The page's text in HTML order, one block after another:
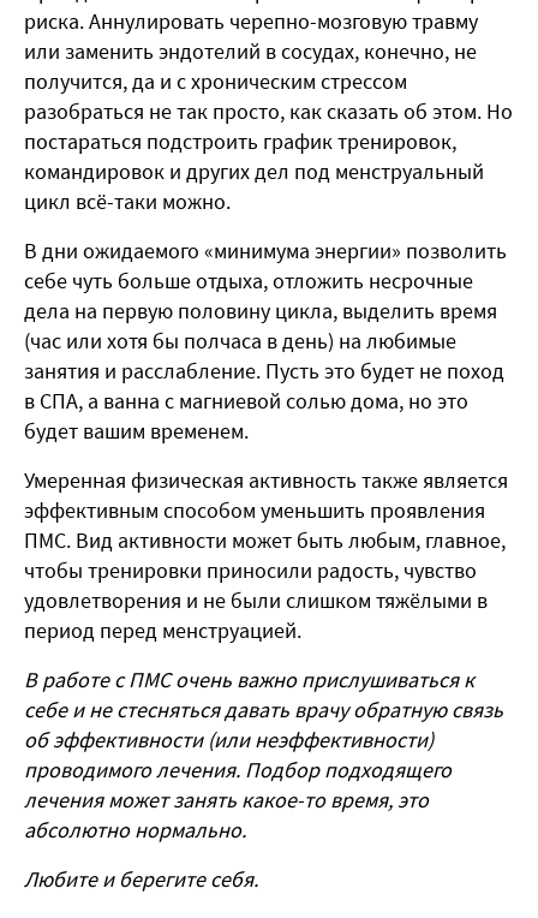
риска. Аннулировать черепно-мозговую травму
или заменить эндотелий в сосудах, конечно, не
получится, да и с хроническим стрессом
разобраться не так просто, как сказать об этом. Но
постараться подстроить график тренировок,
командировок и других дел под менструальный
цикл всё-таки можно.
В дни ожидаемого «минимума энергии» позволить
себе чуть больше отдыха, отложить несрочные
дела на первую половину цикла, выделить время
(час или хотя бы полчаса в день) на любимые
занятия и расслабление. Пусть это будет не поход
в СПА, а ванна с магниевой солью дома, но это
будет вашим временем.
Умеренная физическая активность также является
эффективным способом уменьшить проявления
ПМС. Вид активности может быть любым, главное,
чтобы тренировки приносили радость, чувство
удовлетворения и не были слишком тяжёлыми в
период перед менструацией.
В работе с ПМС очень важно прислушиваться к
себе и не стесняться давать врачу обратную связь
об эффективности (или неэффективности)
проводимого лечения. Подбор подходящего
лечения может занять какое-то время, это
абсолютно нормально.
Любите и берегите себя.